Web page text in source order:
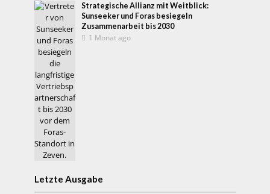
Strategische Allianz mit Weitblick:
Sunseeker und Foras besiegeln
Zusammenarbeit bis 2030
1 Monat ago
Letzte Ausgabe